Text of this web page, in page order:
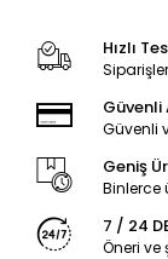
Hızlı
Güvenli
Güvenli
Geniş
Binlerce
7 / 24
Öneri ve